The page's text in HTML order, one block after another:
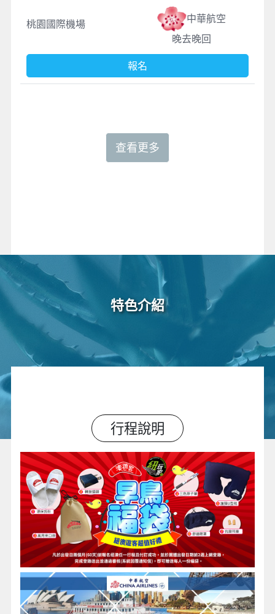
特色介紹
行程說明
桃園國際機場
中華航空
晚去晚回
報名
查看更多